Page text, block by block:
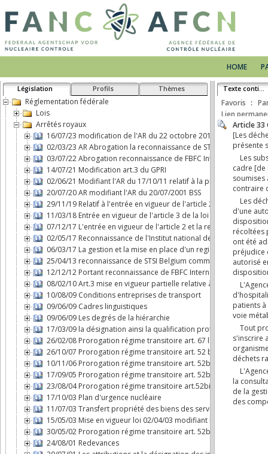
HOME
Législation Profils Thèmes
Réglementation fédérale
Lois
Arrêtés royaux
16/07/23 modification de l'AR du 22 octobre 2017 concernant
02/03/23 AR Abrogation la reconnaissance de STSI Belgium
03/07/22 Abrogation reconnaissance de FBFC International
14/07/21 Modification art.3 du GPRI
02/06/21 Modifiant l'AR du 17/10/11 relatif à la protection
20/07/20 AR modifiant l'AR du 20/07/2001 BSS
29/11/19 Relatif à l'entrée en vigueur de l'article 2, b), de la loi
11/03/18 Entrée en vigueur de l'article 3 de la loi du 7 mai
07/12/17 L'entrée en vigueur de l'article 2 et la responsabilité
02/05/17 Reconnaissance de l'Institut national des
06/03/17 La gestion et la mise en place d'un registre
25/04/13 reconnaissance de STSI Belgium comme transporteur
12/12/12 Portant reconnaissance de FBFC International comme
08/02/10 Art.3 mise en vigueur partielle relative à l'AFCN
10/08/09 Conditions entreprises de transport
09/06/09 Cadres linguistiques
09/06/09 Les degrés de la hiérarchie
17/03/09 la désignation ainsi la qualification professionnelle de
26/02/08 Prorogation régime transitoire art. 67 loi AFCN
26/10/07 Prorogation régime transitoire art. 52 bis loi AFCN
10/11/06 Prorogation régime transitoire art. 52bis loi AFCN
17/09/05 Prorogation régime transitoire art. 52bis loi AFCN
23/08/04 Prorogation régime transitoire art.52bis loi AFCN
17/10/03 Plan d'urgence nucléaire
11/07/03 Transfert propriété des biens des services nucléaires à
15/05/03 Mise en vigueur loi 02/04/03 modifiant loi AFCN
30/05/02 Prorogation régime transitoire art. 52bis loi AFCN
24/08/01 Redevances
Texte continu
Favoris
Lien